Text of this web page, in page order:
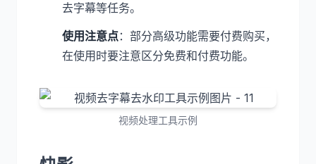
去字幕等任务。
使用注意点：部分高级功能需要付费购买，
在使用时要注意区分免费和付费功能。
视频处理工具示例